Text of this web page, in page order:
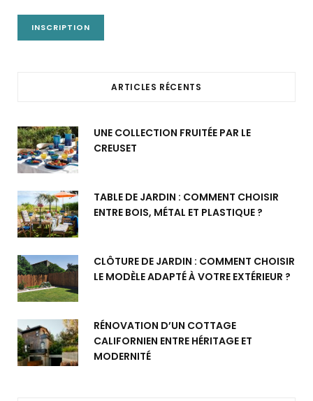
ARTICLES RÉCENTS
UNE COLLECTION FRUITÉE PAR LE
CREUSET
TABLE DE JARDIN : COMMENT CHOISIR
ENTRE BOIS, MÉTAL ET PLASTIQUE ?
CLÔTURE DE JARDIN : COMMENT CHOISIR
LE MODÈLE ADAPTÉ À VOTRE EXTÉRIEUR ?
RÉNOVATION D’UN COTTAGE
CALIFORNIEN ENTRE HÉRITAGE ET
MODERNITÉ